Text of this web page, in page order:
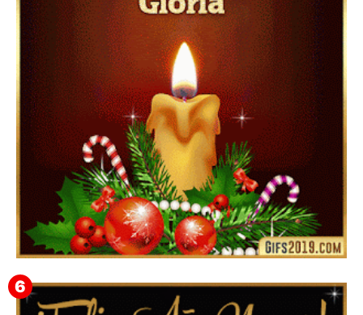
▷ Happy New Year 2026 GiF 【º‿º】